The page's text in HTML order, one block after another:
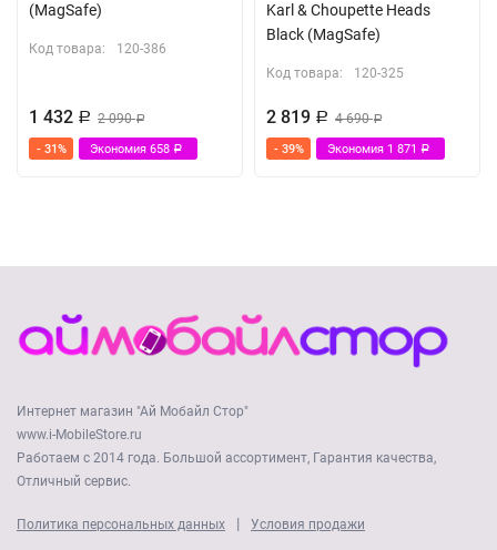
(MagSafe)
Код товара: 120-386
1 432 Р 2 090Р
- 31% Экономия 658 Р
Karl & Choupette Heads
Black (MagSafe)
Код товара: 120-325
2 819 Р 4 690Р
- 39% Экономия 1 871 Р
Интернет магазин "Ай Мобайл Стор"
www.i-MobileStore.ru
Работаем с 2014 года. Большой ассортимент, Гарантия качества,
Отличный сервис.
Политика персональных данных | Условия продажи